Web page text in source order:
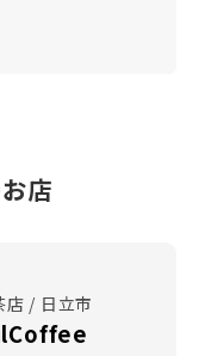
店
店 / 日立市